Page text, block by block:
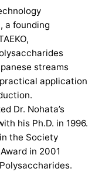
a founding
streams
application
Dr. Nohata’s
his Ph.D. in 1996.
the Society
in 2001